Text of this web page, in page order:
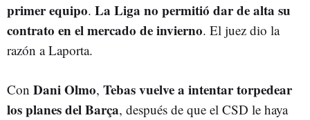
primer equipo. La Liga no permitió dar de alta su
contrato en el mercado de invierno. El juez dio la
razón a Laporta.
Con Dani Olmo, Tebas vuelve a intentar torpedear
los planes del Barça, después de que el CSD le haya